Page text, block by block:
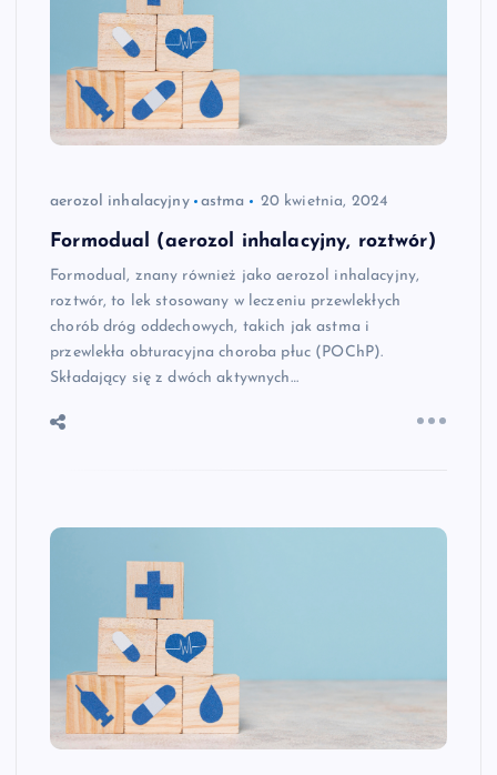
aerozol inhalacyjny astma 20 kwietnia, 2024
Formodual (aerozol inhalacyjny, roztwór)
Formodual, znany również jako aerozol inhalacyjny,
roztwór, to lek stosowany w leczeniu przewlekłych
chorób dróg oddechowych, takich jak astma i
przewlekła obturacyjna choroba płuc (POChP).
Składający się z dwóch aktywnych…